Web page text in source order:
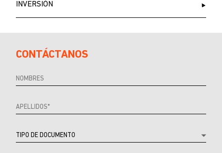
INVERSIÓN
CONTÁCTANOS
Referrer
URL
URL